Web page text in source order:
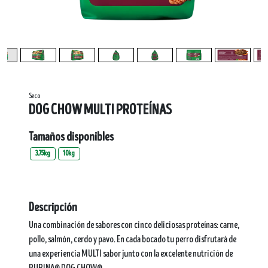
Seco
DOG CHOW MULTI PROTEÍNAS
Tamaños disponibles
3.75kg 10kg
Descripción
Una combinación de sabores con cinco deliciosas proteínas: carne,
pollo, salmón, cerdo y pavo. En cada bocado tu perro disfrutará de
una experiencia MULTI sabor junto con la excelente nutrición de